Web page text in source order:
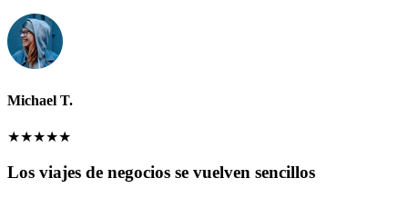
Michael T.
★★★★★
Los viajes de negocios se vuelven sencillos